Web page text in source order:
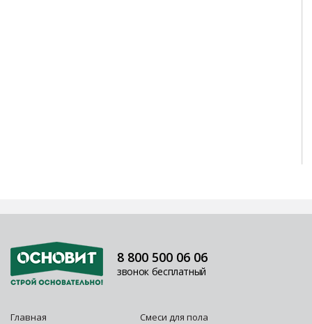
Главная
Смеси для пола
8 800 500 06 06
звонок бесплатный